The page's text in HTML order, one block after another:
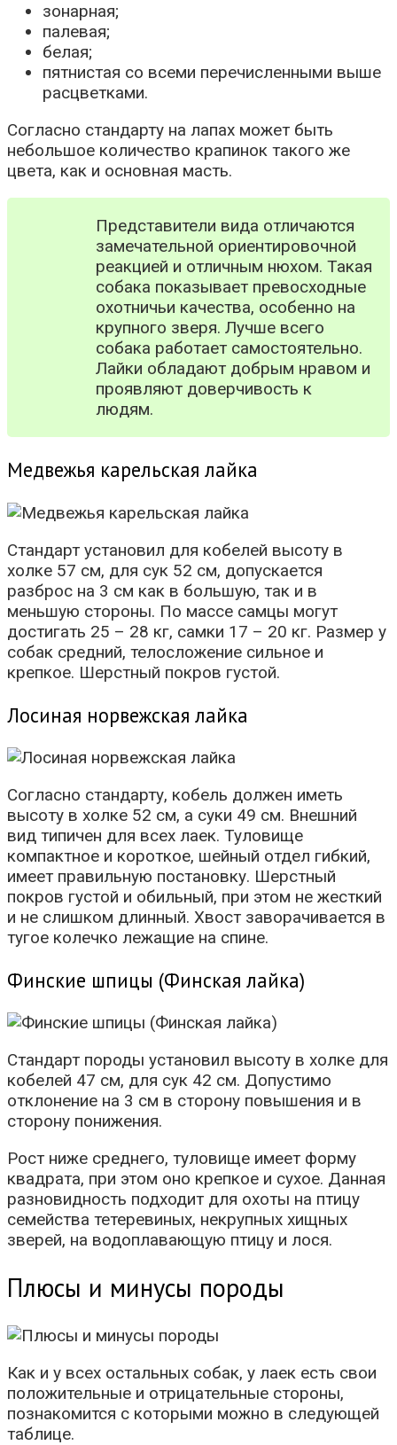
зонарная;
палевая;
белая;
пятнистая со всеми перечисленными выше
расцветками.
Согласно стандарту на лапах может быть
небольшое количество крапинок такого же
цвета, как и основная масть.
Представители вида отличаются
замечательной ориентировочной
реакцией и отличным нюхом. Такая
собака показывает превосходные
охотничьи качества, особенно на
крупного зверя. Лучше всего
собака работает самостоятельно.
Лайки обладают добрым нравом и
проявляют доверчивость к
людям.
Медвежья карельская лайка
Стандарт установил для кобелей высоту в
холке 57 см, для сук 52 см, допускается
разброс на 3 см как в большую, так и в
меньшую стороны. По массе самцы могут
достигать 25 – 28 кг, самки 17 – 20 кг. Размер у
собак средний, телосложение сильное и
крепкое. Шерстный покров густой.
Лосиная норвежская лайка
Согласно стандарту, кобель должен иметь
высоту в холке 52 см, а суки 49 см. Внешний
вид типичен для всех лаек. Туловище
компактное и короткое, шейный отдел гибкий,
имеет правильную постановку. Шерстный
покров густой и обильный, при этом не жесткий
и не слишком длинный. Хвост заворачивается в
тугое колечко лежащие на спине.
Финские шпицы (Финская лайка)
Стандарт породы установил высоту в холке для
кобелей 47 см, для сук 42 см. Допустимо
отклонение на 3 см в сторону повышения и в
сторону понижения.
Рост ниже среднего, туловище имеет форму
квадрата, при этом оно крепкое и сухое. Данная
разновидность подходит для охоты на птицу
семейства тетеревиных, некрупных хищных
зверей, на водоплавающую птицу и лося.
Плюсы и минусы породы
Как и у всех остальных собак, у лаек есть свои
положительные и отрицательные стороны,
познакомится с которыми можно в следующей
таблице.